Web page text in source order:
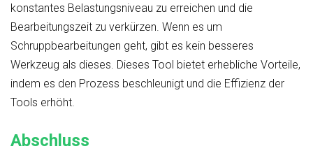
konstantes Belastungsniveau zu erreichen und die
Bearbeitungszeit zu verkürzen. Wenn es um
Schruppbearbeitungen geht, gibt es kein besseres
Werkzeug als dieses. Dieses Tool bietet erhebliche Vorteile,
indem es den Prozess beschleunigt und die Effizienz der
Tools erhöht.
Abschluss